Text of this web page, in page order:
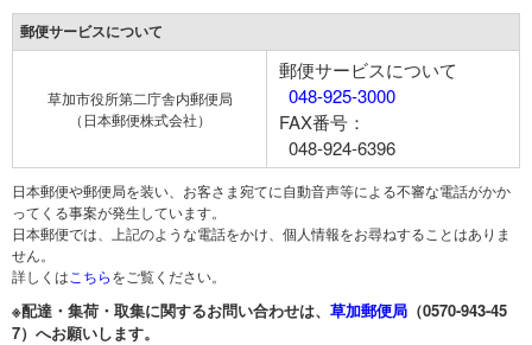
郵便サービスについて
草加市役所第二庁舎内郵便局
（日本郵便株式会社）
郵便サービスについて
048-925-3000
FAX番号：
048-924-6396
日本郵便や郵便局を装い、お客さま宛てに自動音声等による不審な電話がかか
ってくる事案が発生しています。
日本郵便では、上記のような電話をかけ、個人情報をお尋ねすることはありま
せん。
詳しくは こちらをご覧ください。
※配達・集荷・取集に関するお問い合わせは、 草加郵便局 （0570-943-45
7）へお願いします。